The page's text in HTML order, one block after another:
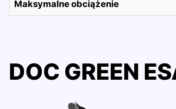
Maksymalne obciążenie
DOC GREEN